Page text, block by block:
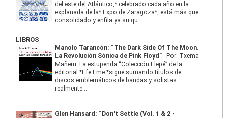
del este del Atlántico,* celebrado cada año en la
explanada de la* Expo de Zaragoza*, está más que
consolidado y enfila ya su qu...
LIBROS
Manolo Tarancón: “The Dark Side Of The Moon.
La Revolución Sónica de Pink Floyd” - Por: Txema
Mañeru. La estupenda “Colección Elepé” de la
editorial *Efe Eme *sigue sumando títulos de
discos emblemáticos de bandas y solistas
realmente ...
Glen Hansard: “Don't Settle (Vol. 1 & 2 -